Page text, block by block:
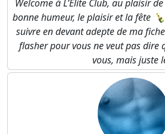
Welcome à L’Elite Club, au plaisir
bonne humeur, le plaisir et la fête 🍾
suivre en devant adepte de ma
flasher pour vous ne veut pas dire
vous, mais juste